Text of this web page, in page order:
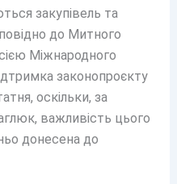
закупівель та
до Митного
Міжнародного
законопроєкту
оскільки, за
важливість цього
донесена до